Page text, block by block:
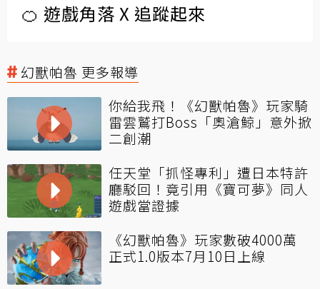
🍊 遊戲角落 X 追蹤起來
幻獸帕魯 更多報導
你給我飛！《幻獸帕魯》玩家騎
雷雲鷲打Boss「奧滄鯨」意外掀
二創潮
任天堂「抓怪專利」遭日本特許
廳駁回！竟引用《寶可夢》同人
遊戲當證據
《幻獸帕魯》玩家數破4000萬
正式1.0版本7月10日上線